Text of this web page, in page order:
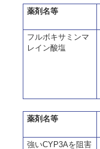
薬剤名等
フルボキサミンマ
レイン酸塩
薬剤名等
強いCYP3Aを阻害